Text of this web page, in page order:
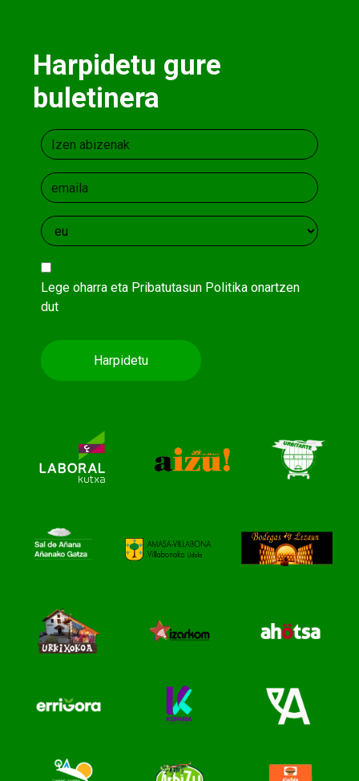
Harpidetu gure
buletinera
Lege oharraeta Pribatutasun Politikaonartzen
dut